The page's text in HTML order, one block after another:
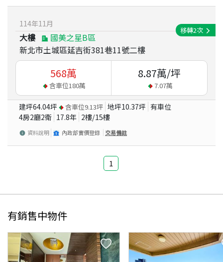
114年11 月
大樓
國美之星B區
新北市土城區延吉街381巷11號二樓
移轉2次
568萬
含車位180萬
8.87萬/坪
7.07萬
建坪64.04坪 含車位9.13坪 地坪10.37坪 有車位
4房2廳2衛 17.8年 2樓/15樓
資料說明 內政部實價登錄 交易備註
1
有銷售中物件